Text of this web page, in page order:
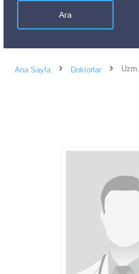
Ana Sayfa Doktorlar